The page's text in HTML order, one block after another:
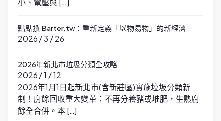
點點換 Barter.tw：重新定義「以物易物」的新經濟
2026 / 3 / 26
2026年新北市垃圾分類全攻略
2026 / 1 / 12
2026年1月1日起新北市(含新莊區)實施垃圾分類新
制！廚餘回收重大變革：不再分養豬或堆肥，生熟廚
餘全合併。本 […]